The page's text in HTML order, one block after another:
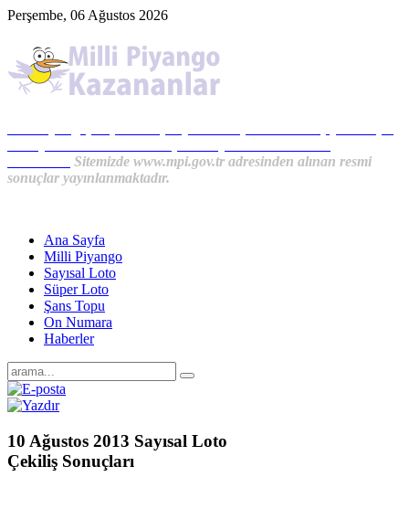
Perşembe, 06 Ağustos 2026
Sitemizde www.mpi.gov.tr adresinden alınan resmi
sonuçlar yayınlanmaktadır.
Ana Sayfa
Milli Piyango
Sayısal Loto
Süper Loto
Şans Topu
On Numara
Haberler
10 Ağustos 2013 Sayısal Loto
Çekiliş Sonuçları